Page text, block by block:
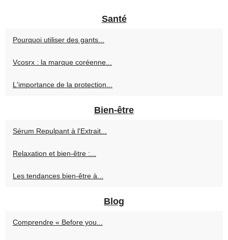
Santé
Pourquoi utiliser des gants...
Vcosrx : la marque coréenne...
L'importance de la protection...
Bien-être
Sérum Repulpant à l'Extrait...
Relaxation et bien-être :...
Les tendances bien-être à...
Blog
Comprendre « Before you...